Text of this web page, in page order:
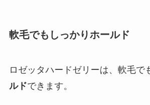
軟毛でもしっかりホールド
ロゼッタハードゼリーは、軟毛で
ルドできます。